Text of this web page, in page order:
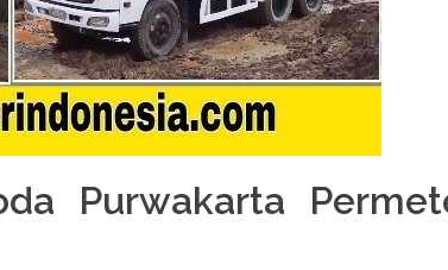
Purwakarta